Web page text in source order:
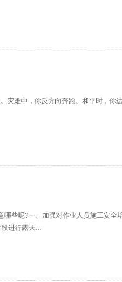
灾难中，你反方向奔跑。和平时，你
哪些呢?一、加强对作业人员施工安全
进行露天...